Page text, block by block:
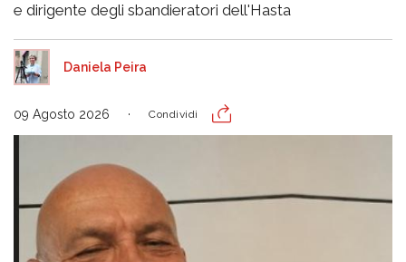
e dirigente degli sbandieratori dell'Hasta
Daniela Peira
09 Agosto 2026 Condividi